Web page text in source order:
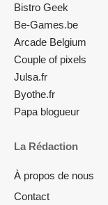
Bistro Geek
Be-Games.be
Arcade Belgium
Couple of pixels
Julsa.fr
Byothe.fr
Papa blogueur
La Rédaction
À propos de nous
Contact